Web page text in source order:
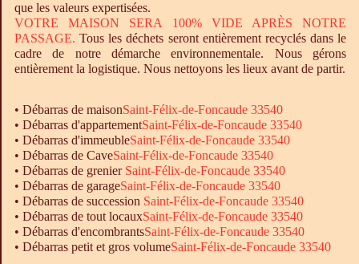
que les valeurs expertisées.
VOTRE MAISON SERA 100% VIDE APRÈS NOTRE
PASSAGE. Tous les déchets seront entièrement recyclés dans le
cadre de notre démarche environnementale. Nous gérons
entièrement la logistique. Nous nettoyons les lieux avant de partir.
• Débarras de maisonSaint-Félix-de-Foncaude 33540
• Débarras d'appartementSaint-Félix-de-Foncaude 33540
• Débarras d'immeubleSaint-Félix-de-Foncaude 33540
• Débarras de CaveSaint-Félix-de-Foncaude 33540
• Débarras de grenier Saint-Félix-de-Foncaude 33540
• Débarras de garageSaint-Félix-de-Foncaude 33540
• Débarras de succession Saint-Félix-de-Foncaude 33540
• Débarras de tout locauxSaint-Félix-de-Foncaude 33540
• Débarras d'encombrantsSaint-Félix-de-Foncaude 33540
• Débarras petit et gros volumeSaint-Félix-de-Foncaude 33540